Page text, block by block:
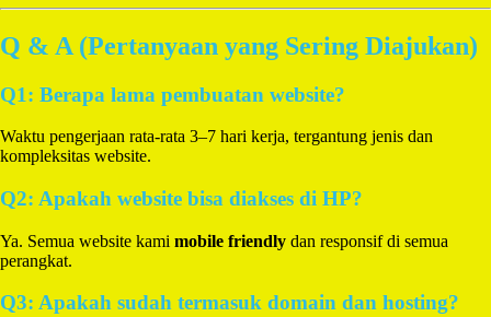
Q & A (Pertanyaan yang Sering Diajukan)
Q1: Berapa lama pembuatan website?
Waktu pengerjaan rata-rata 3–7 hari kerja, tergantung jenis dan
kompleksitas website.
Q2: Apakah website bisa diakses di HP?
Ya. Semua website kami mobile friendly dan responsif di semua
perangkat.
Q3: Apakah sudah termasuk domain dan hosting?